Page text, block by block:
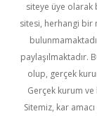
siteye üye olarak
sitesi, herhangi bir
paylaşılmaktadır.
olup, gerçek
Gerçek kurum
Sitemiz, kar